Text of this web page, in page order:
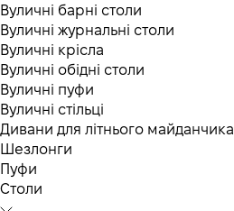
Вуличні барні столи
Вуличні журнальні столи
Вуличні крісла
Вуличні обідні столи
Вуличні пуфи
Вуличні стільці
Дивани для літнього майданчика
Шезлонги
Пуфи
Столи